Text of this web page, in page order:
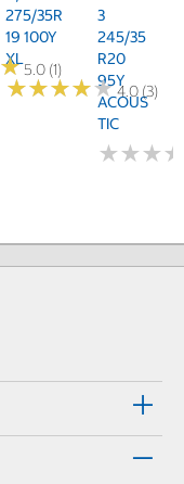
★
★5.0 (1)
275/35R
19 100Y
XL
★★★★★
★★★★★4.0 (3)
3
245/35
R20
95Y
ACOUS
TIC
★★★
★★★